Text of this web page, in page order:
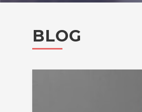
BLOG